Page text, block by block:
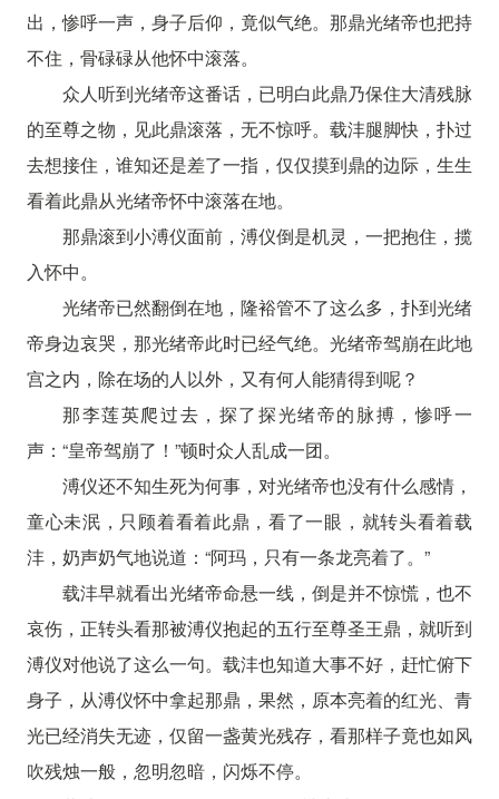
出，惨呼一声，身子后仰，竟似气绝。那鼎光绪帝也把持
不住，骨碌碌从他怀中滚落。
众人听到光绪帝这番话，已明白此鼎乃保住大清残脉
的至尊之物，见此鼎滚落，无不惊呼。载沣腿脚快，扑过
去想接住，谁知还是差了一指，仅仅摸到鼎的边际，生生
看着此鼎从光绪帝怀中滚落在地。
那鼎滚到小溥仪面前，溥仪倒是机灵，一把抱住，揽
入怀中。
光绪帝已然翻倒在地，隆裕管不了这么多，扑到光绪
帝身边哀哭，那光绪帝此时已经气绝。光绪帝驾崩在此地
宫之内，除在场的人以外，又有何人能猜得到呢？
那李莲英爬过去，探了探光绪帝的脉搏，惨呼一
声：“皇帝驾崩了！”顿时众人乱成一团。
溥仪还不知生死为何事，对光绪帝也没有什么感情，
童心未泯，只顾着看着此鼎，看了一眼，就转头看着载
沣，奶声奶气地说道：“阿玛，只有一条龙亮着了。”
载沣早就看出光绪帝命悬一线，倒是并不惊慌，也不
哀伤，正转头看那被溥仪抱起的五行至尊圣王鼎，就听到
溥仪对他说了这么一句。载沣也知道大事不好，赶忙俯下
身子，从溥仪怀中拿起那鼎，果然，原本亮着的红光、青
光已经消失无迹，仅留一盏黄光残存，看那样子竟也如风
吹残烛一般，忽明忽暗，闪烁不停。